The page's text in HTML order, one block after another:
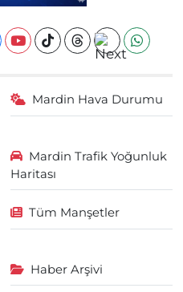
Mardin Hava Durumu
Mardin Trafik Yoğunluk
Haritası
Tüm Manşetler
Haber Arşivi